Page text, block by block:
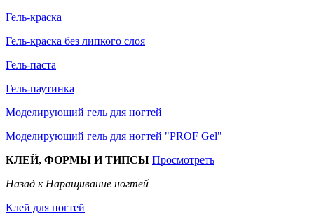
Гель-краска
Гель-краска без липкого слоя
Гель-паста
Гель-паутинка
Моделирующий гель для ногтей
Моделирующий гель для ногтей "PROF Gel"
КЛЕЙ, ФОРМЫ И ТИПСЫ Просмотреть
Назад к Наращивание ногтей
Клей для ногтей